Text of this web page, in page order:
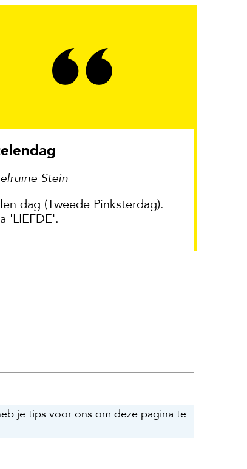
Stein
dag (Tweede Pinksterdag).
'LIEFDE'.
je tips voor ons om deze pagina te